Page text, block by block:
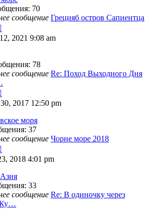
: 70
сообщение Грецияб остров Сапиентца
к
последнему
2021 9:08 am
: 78
сообщение Re: Поход Выходного Дня
к
последнему
сообщению
2017 12:50 pm
моря
: 37
сообщение Чорне море 2018
к
последнему
сообщению
2018 4:01 pm
: 33
сообщение Re: В одиночку через